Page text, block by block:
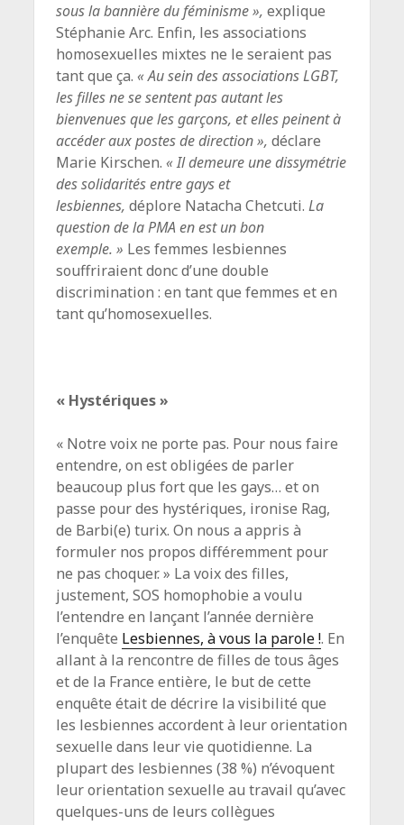
sous la bannière du féminisme », explique
Stéphanie Arc. Enfin, les associations
homosexuelles mixtes ne le seraient pas
tant que ça.« Au sein des associations LGBT,
les filles ne se sentent pas autant les
bienvenues que les garçons, et elles peinent à
accéder aux postes de direction »,déclare
Marie Kirschen.« Il demeure une dissymétrie
des solidarités entre gays et
lesbiennes, déplore Natacha Chetcuti.La
question de la PMA en est un bon
exemple. » Les femmes lesbiennes
souffriraient donc d’une double
discrimination : en tant que femmes et en
tant qu’homosexuelles.
« Hystériques »
« Notre voix ne porte pas. Pour nous faire
entendre, on est obligées de parler
beaucoup plus fort que les gays… et on
passe pour des hystériques, ironise Rag,
de Barbi(e) turix. On nous a appris à
formuler nos propos différemment pour
ne pas choquer. » La voix des filles,
justement, SOS homophobie a voulu
l’entendre en lançant l’année dernière
l’enquête Lesbiennes, à vous la parole !. En
allant à la rencontre de filles de tous âges
et de la France entière, le but de cette
enquête était de décrire la visibilité que
les lesbiennes accordent à leur orientation
sexuelle dans leur vie quotidienne. La
plupart des lesbiennes (38 %) n’évoquent
leur orientation sexuelle au travail qu’avec
quelques-uns de leurs collègues